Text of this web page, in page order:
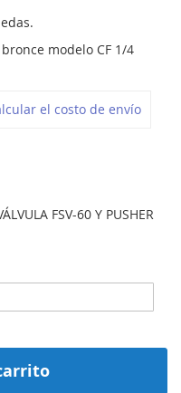
modelo CF 1/4
el costo de envío
FSV-60 Y PUSHER